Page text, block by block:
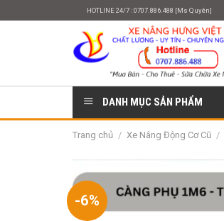
HOTLINE 24/7 : 0707.886.488 [Ms Quyên]
DANH MỤC SẢN PHẨM
Trang chủ / Xe Nâng Động Cơ Cũ /
-6%